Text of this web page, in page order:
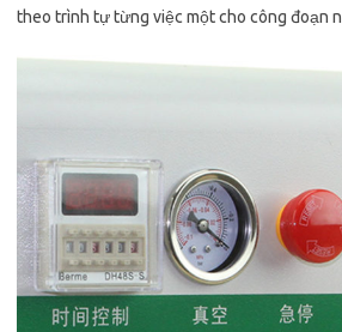
theo trình tự từng việc một cho công đoạn